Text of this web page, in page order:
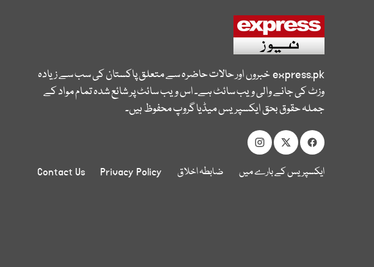
express.pkخبروں اور حالات حاضرہ سے متعلق پاکستان کی سب سے زیادہ
وزٹ کی جانے والی ویب سائٹ ہے۔ اس ویب سائٹ پر شائع شدہ تمام مواد کے
جملہ حقوق بحق ایکسپریس میڈیا گروپ محفوظ ہیں۔
ایکسپریس کے بارے میں ضابطہ اخلاق Privacy Policy
Contact Us